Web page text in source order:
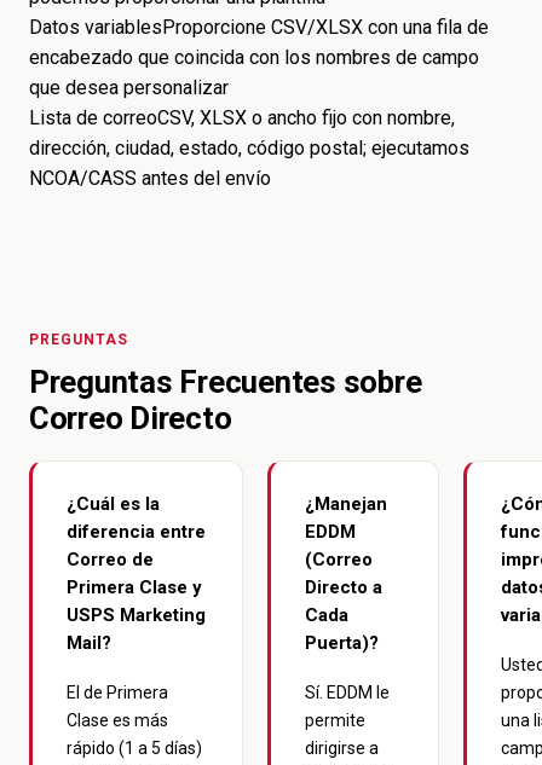
Datos variables Proporcione CSV/XLSX con una fila de
encabezado que coincida con los nombres de campo
que desea personalizar
Lista de correoCSV, XLSX o ancho fijo con nombre,
dirección, ciudad, estado, código postal; ejecutamos
NCOA/CASS antes del envío
PREGUNTAS
Preguntas Frecuentes sobre
Correo Directo
¿Cuál es la
diferencia entre
Correo de
Primera Clase y
USPS Marketing
Mail?
El de Primera
Clase es más
rápido (1 a 5 días)
¿Manejan
EDDM
(Correo
Directo a
Cada
Puerta)?
Sí. EDDM le
permite
dirigirse a
una